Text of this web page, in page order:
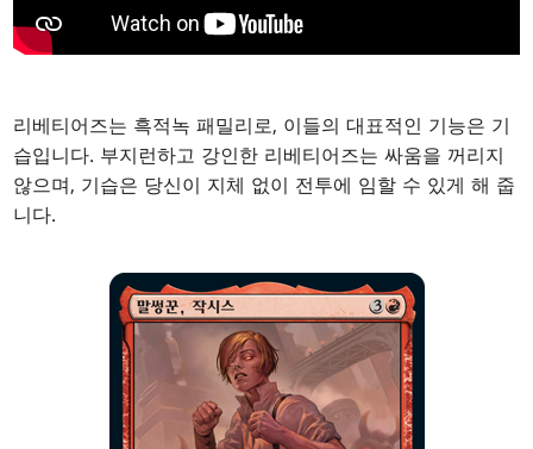
리베티어즈는 흑적녹 패밀리로, 이들의 대표적인 기능은 기
습입니다. 부지런하고 강인한 리베티어즈는 싸움을 꺼리지
않으며, 기습은 당신이 지체 없이 전투에 임할 수 있게 해 줍
니다.